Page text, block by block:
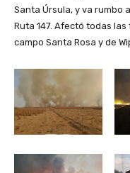
Santa Úrsula, y va rumbo
Ruta 147. Afectó todas
campo Santa Rosa y de